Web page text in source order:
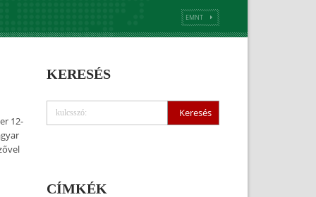
EMNT
12-
KERESÉS
CÍMKÉK